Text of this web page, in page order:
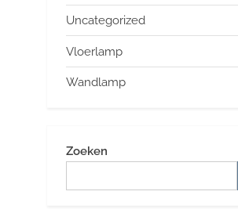
Uncategorized
Vloerlamp
Wandlamp
Zoeken